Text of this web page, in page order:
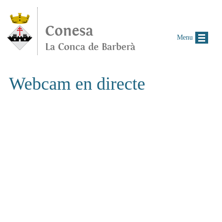
Conesa
La Conca de Barberà
Webcam en directe
Menu